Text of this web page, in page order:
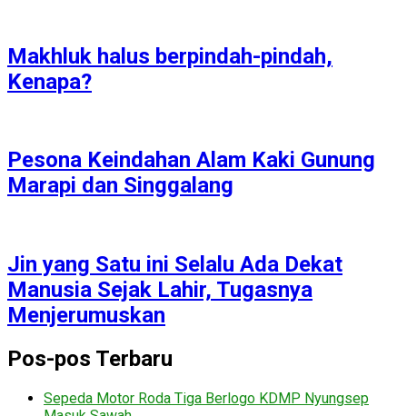
Makhluk halus berpindah-pindah,
Kenapa?
Pesona Keindahan Alam Kaki Gunung
Marapi dan Singgalang
Jin yang Satu ini Selalu Ada Dekat
Manusia Sejak Lahir, Tugasnya
Menjerumuskan
Pos-pos Terbaru
Sepeda Motor Roda Tiga Berlogo KDMP Nyungsep